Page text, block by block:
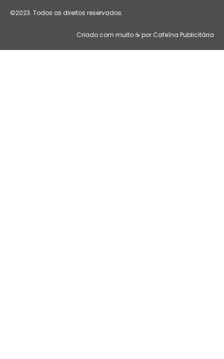
©2023. Todos os direitos reservados.
Criado com muito ☕ por Cafeína Publicitária